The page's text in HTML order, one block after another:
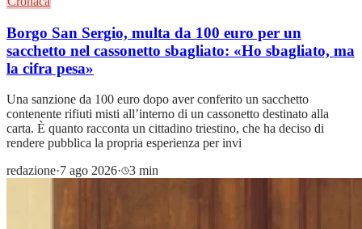
Borgo San Sergio, multa da 100 euro per un
sacchetto nel cassonetto sbagliato: «Ho sbagliato, ma
la cifra pesa»
Una sanzione da 100 euro dopo aver conferito un sacchetto
contenente rifiuti misti all’interno di un cassonetto destinato alla
carta. È quanto racconta un cittadino triestino, che ha deciso di
rendere pubblica la propria esperienza per invi
redazione·7 ago 2026· 3 min